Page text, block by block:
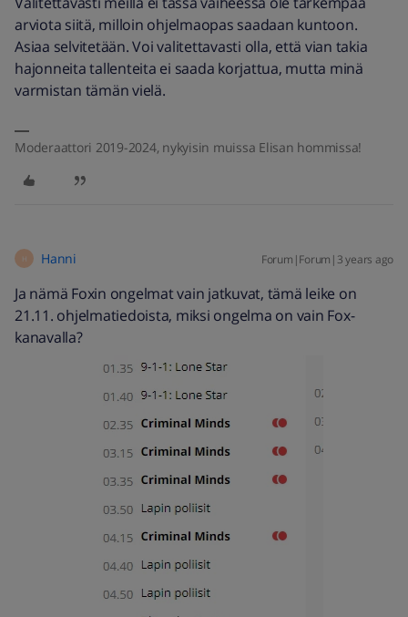
arviota siitä, milloin ohjelmaopas saadaan kuntoon.
Asiaa selvitetään. Voi valitettavasti olla, että vian takia
hajonneita tallenteita ei saada korjattua, mutta minä
varmistan tämän vielä.
Moderaattori 2019-2024, nykyisin muissa Elisan hommissa!
H Hanni Forum|Forum|3 years ago
Ja nämä Foxin ongelmat vain jatkuvat, tämä leike on
21.11. ohjelmatiedoista, miksi ongelma on vain Fox-
kanavalla?